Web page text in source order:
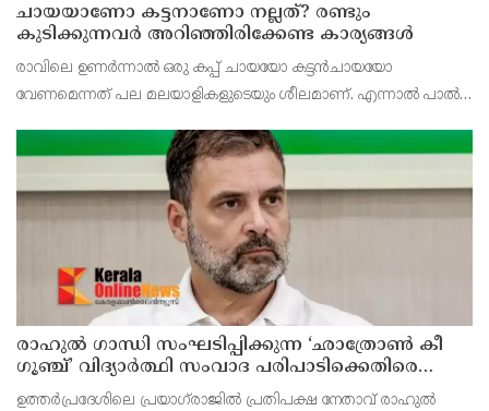
ചായയാണോ കട്ടനാണോ നല്ലത്? രണ്ടും
കുടിക്കുന്നവർ അറിഞ്ഞിരിക്കേണ്ട കാര്യങ്ങൾ
രാവിലെ ഉണർന്നാൽ ഒരു കപ്പ് ചായയോ കട്ടൻചായയോ
വേണമെന്നത് പല മലയാളികളുടെയും ശീലമാണ്. എന്നാൽ പാൽ
ആരോഗ്യത്തിന് കൂടുതൽ നല്ലത് എന്ന ചോദ്യം പലർക്കുമുണ്ട്.
രാഹുൽ ഗാന്ധി സംഘടിപ്പിക്കുന്ന ‘ഛാത്രോൺ കീ
ഗൂഞ്ച്’ വിദ്യാർത്ഥി സംവാദ പരിപാടിക്കെതിരെ
രൂക്ഷവിമർശനവുമായി ബിജെപി
ഉത്തർപ്രദേശിലെ പ്രയാഗ്‌രാജിൽ പ്രതിപക്ഷ നേതാവ് രാഹുൽ